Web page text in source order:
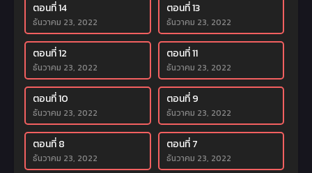
ตอนที่ 14
ธันวาคม 23, 2022
ตอนที่ 13
ธันวาคม 23, 2022
ตอนที่ 12
ธันวาคม 23, 2022
ตอนที่ 11
ธันวาคม 23, 2022
ตอนที่ 10
ธันวาคม 23, 2022
ตอนที่ 9
ธันวาคม 23, 2022
ตอนที่ 8
ธันวาคม 23, 2022
ตอนที่ 7
ธันวาคม 23, 2022